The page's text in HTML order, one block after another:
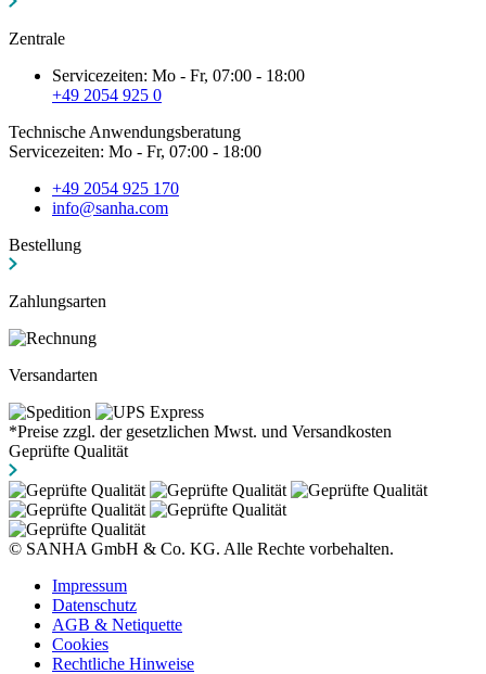
Zentrale
Servicezeiten: Mo - Fr, 07:00 - 18:00
+49 2054 925 0
Technische Anwendungsberatung
Servicezeiten: Mo - Fr, 07:00 - 18:00
+49 2054 925 170
info@sanha.com
Bestellung
Zahlungsarten
Versandarten
*Preise zzgl. der gesetzlichen Mwst. und Versandkosten
Geprüfte Qualität
© SANHA GmbH & Co. KG. Alle Rechte vorbehalten.
Impressum
Datenschutz
AGB & Netiquette
Cookies
Rechtliche Hinweise